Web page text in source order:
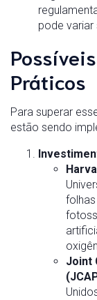
pode variar
Práticos
Para superar
estão sendo
Joint